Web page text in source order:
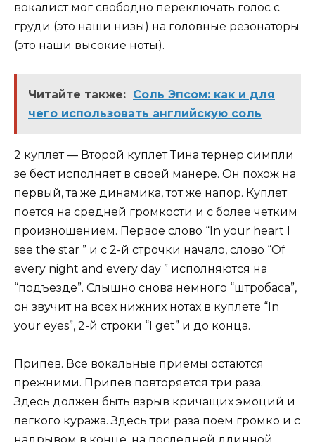
вокалист мог свободно переключать голос с
груди (это наши низы) на головные резонаторы
(это наши высокие ноты).
Читайте также: Соль Эпсом: как и для
чего использовать английскую соль
2 куплет — Второй куплет Тина тернер симпли
зе бест исполняет в своей манере. Он похож на
первый, та же динамика, тот же напор. Куплет
поется на средней громкости и с более четким
произношением. Первое слово “In your heart I
see the star ” и с 2-й строчки начало, слово “Of
every night and every day ” исполняются на
“подъезде”. Слышно снова немного “штробаса”,
он звучит на всех нижних нотах в куплете “In
your eyes”, 2-й строки “I get” и до конца.
Припев. Все вокальные приемы остаются
прежними. Припев повторяется три раза.
Здесь должен быть взрыв кричащих эмоций и
легкого куража. Здесь три раза поем громко и с